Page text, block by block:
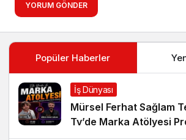
YORUM GÖNDER
Popüler Haberler
İş Dünyası
Mürsel Ferhat Sağlam
Tv’de Marka Atölyesi
Konuk Oldu